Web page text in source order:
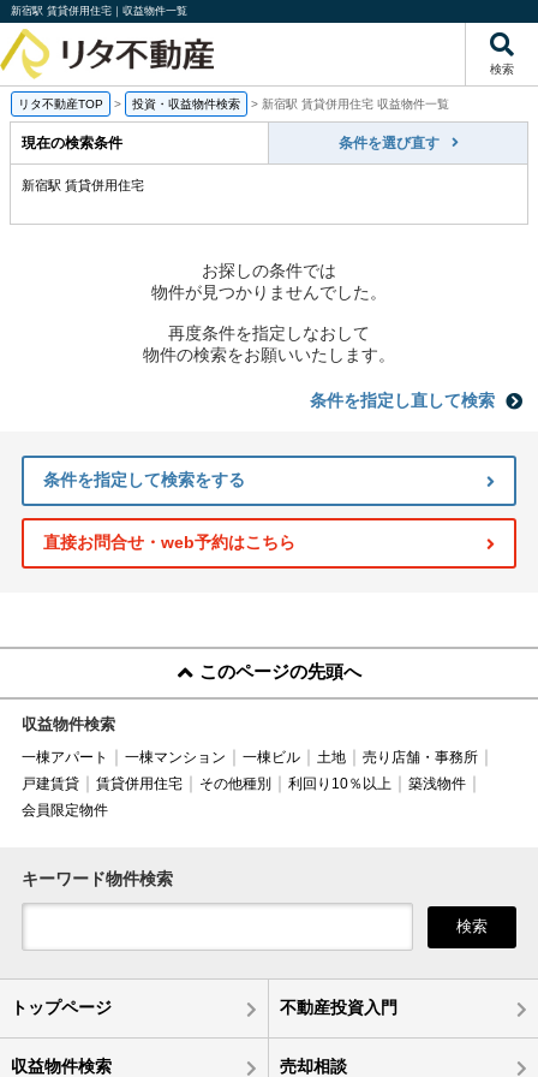
新宿駅 賃貸併用住宅｜収益物件一覧
検索
リタ不動産TOP > 投資・収益物件検索 > 新宿駅 賃貸併用住宅 収益物件一覧
現在の検索条件 条件を選び直す
新宿駅 賃貸併用住宅
お探しの条件では
物件が見つかりませんでした。
再度条件を指定しなおして
物件の検索をお願いいたします。
条件を指定し直して検索
条件を指定して検索をする
直接お問合せ・web予約はこちら
このページの先頭へ
収益物件検索
一棟アパート 一棟マンション 一棟ビル 土地
売り店舗・事務所
戸建賃貸
賃貸併用住宅 その他種別 利回り10％以上
築浅物件
会員限定物件
キーワード物件検索
検索
トップページ 不動産投資入門
収益物件検索 売却相談